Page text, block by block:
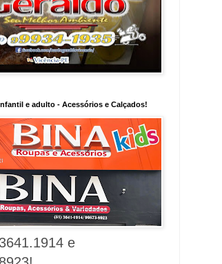
e adulto - Acessórios e Calçados!
e